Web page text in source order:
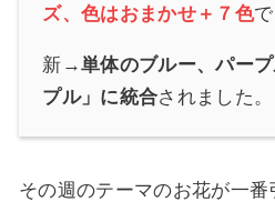
ズ、色はおまかせ＋７色で
新→単体のブルー、パー
プル」に統合されました。
その週のテーマのお花が一